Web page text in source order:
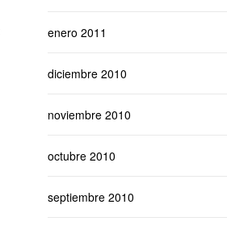
enero 2011
diciembre 2010
noviembre 2010
octubre 2010
septiembre 2010